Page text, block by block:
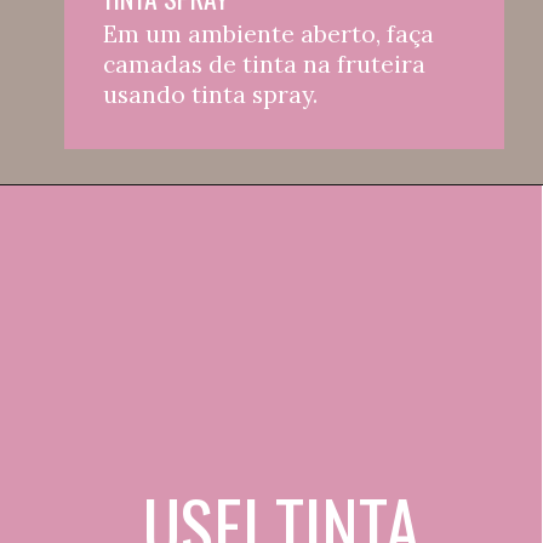
Em um ambiente aberto, faça
camadas de tinta na fruteira
usando tinta spray.